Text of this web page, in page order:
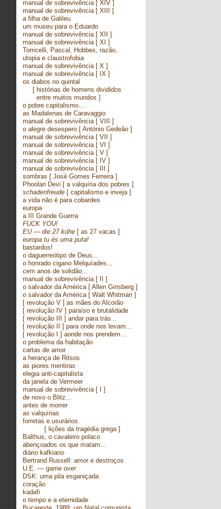
manual de sobrevivência[ XIV ]
manual de sobrevivência[ XIII ]
a filha de Galileu
um museu para o Eduardo
manual de sobrevivência[ XII ]
manual de sobrevivência[ XI ]
Torricelli, Pascal, Hobbes, razão,
utopia e claustrofobia
manual de sobrevivência[ X ]
manual de sobrevivência[ IX ]
os diabos no quintal
[ histórias de homens divididos
entre muitos mundos ]
o pobre capitalismo...
as Madalenas de Caravaggio
manual de sobrevivência[ VIII ]
o alegre desespero [ António Gedeão ]
manual de sobrevivência[ VII ]
manual de sobrevivência[ VI ]
manual de sobrevivência[ V ]
manual de sobrevivência[ IV ]
manual de sobrevivência[ III ]
sombras [ José Gomes Ferreira ]
Phoolan Devi [ a valquíria dos pobres ]
schadenfreude [ capitalismo e inveja ]
a vida não é para cobardes
europa
a III Grande Guerra
FUCK YOU!
EU — die 27 kühe [ as 27 vacas ]
europa tu és uma puta!
bastardos!
o daguerreótipo de Deus...
o honrado cigano Melquíades...
cem anos de solidão...
manual de sobrevivência[ II ]
o salvador da América[ Allen Ginsberg ]
o salvador da América[ Walt Whitman ]
[ revolução V ] as mães do Alcorão
[ revolução IV ] paraíso e brutalidade
[ revolução III ] andar para trás...
[ revolução II ] para onde nos levam...
[ revolução I ] aonde nos prendem...
o problema da habitação
cartas de amor
a herança de Ritsos
as piores mentiras
elegia anti-capitalista
da janela de Vermeer
manual de sobrevivência[ I ]
de novo o Blitz...
antes de morrer
as valquírias
forretas e usurários
[ lições da tragédia grega ]
Balthus, o cavaleiro polaco
abençoados os que matam...
diário kafkiano
Bertrand Russell: amor e destroços
U.E. — game over
DSK: uma pila esganiçada
coração
kadafi
o tempo e a eternidade